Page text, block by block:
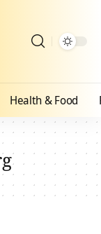
Health & Food